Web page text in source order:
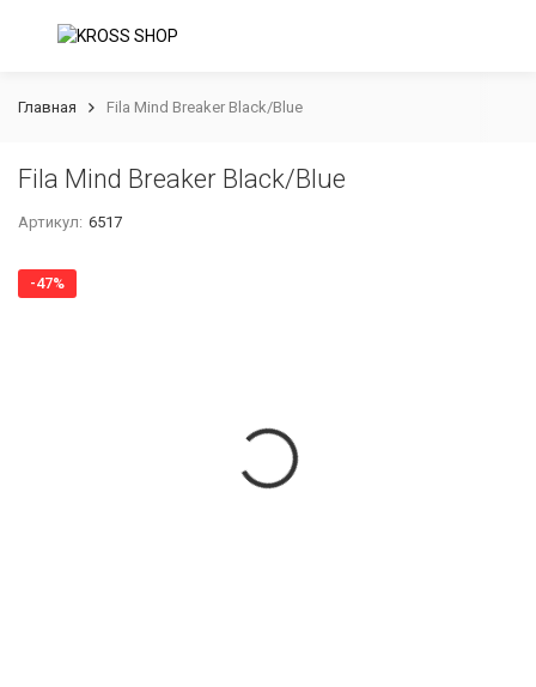
Главная Fila Mind Breaker Black/Blue
Fila Mind Breaker Black/Blue
Артикул: 6517
-47%